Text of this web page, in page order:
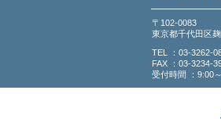
〒102-0083
東京都千代田区
TEL ：03-3262-
FAX ：03-3234-
受付時間 ：9:00